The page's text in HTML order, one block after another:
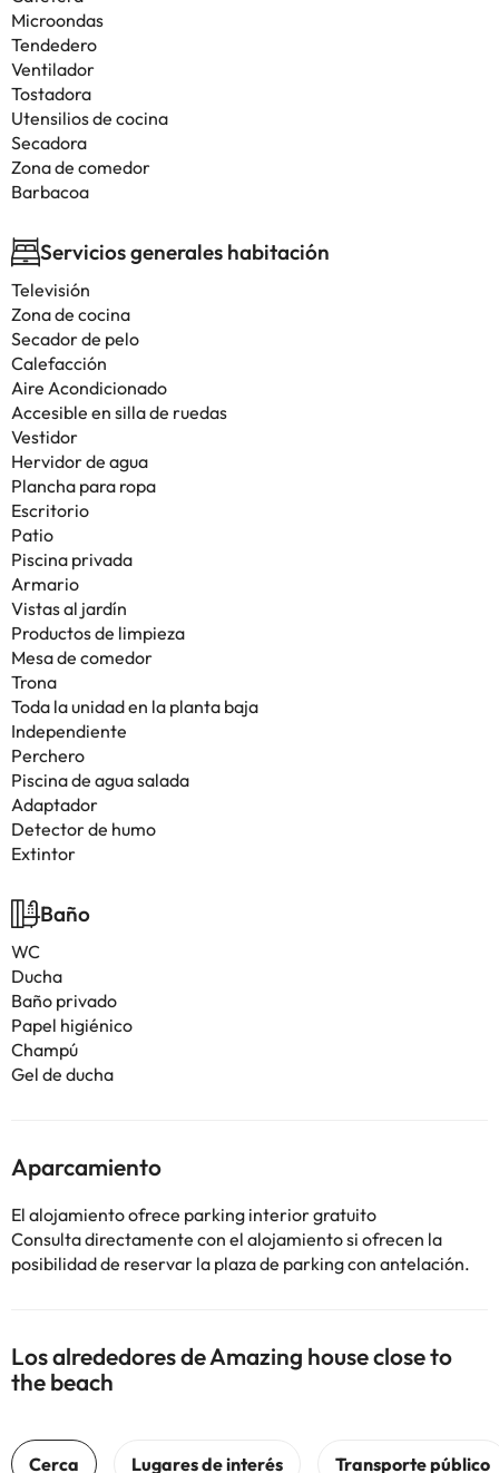
Microondas
Tendedero
Ventilador
Tostadora
Utensilios de cocina
Secadora
Zona de comedor
Barbacoa
Servicios generales habitación
Televisión
Zona de cocina
Secador de pelo
Calefacción
Aire Acondicionado
Accesible en silla de ruedas
Vestidor
Hervidor de agua
Plancha para ropa
Escritorio
Patio
Piscina privada
Armario
Vistas al jardín
Productos de limpieza
Mesa de comedor
Trona
Toda la unidad en la planta baja
Independiente
Perchero
Piscina de agua salada
Adaptador
Detector de humo
Extintor
Baño
WC
Ducha
Baño privado
Papel higiénico
Champú
Gel de ducha
Aparcamiento
El alojamiento ofrece parking interior gratuito
Consulta directamente con el alojamiento si ofrecen la
posibilidad de reservar la plaza de parking con antelación.
Los alrededores de Amazing house close to
the beach